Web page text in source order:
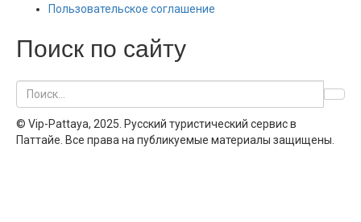
Пользовательское соглашение
Поиск по сайту
© Vip-Pattaya, 2025. Русский туристический сервис в
Паттайе. Все права на публикуемые материалы защищены.